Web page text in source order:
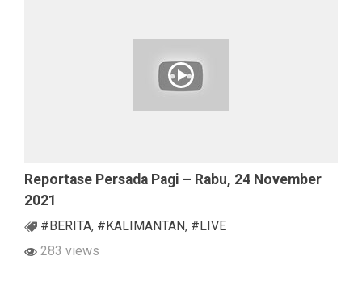
Reportase Persada Pagi – Rabu, 24 November
2021
#BERITA, #KALIMANTAN, #LIVE
283 views